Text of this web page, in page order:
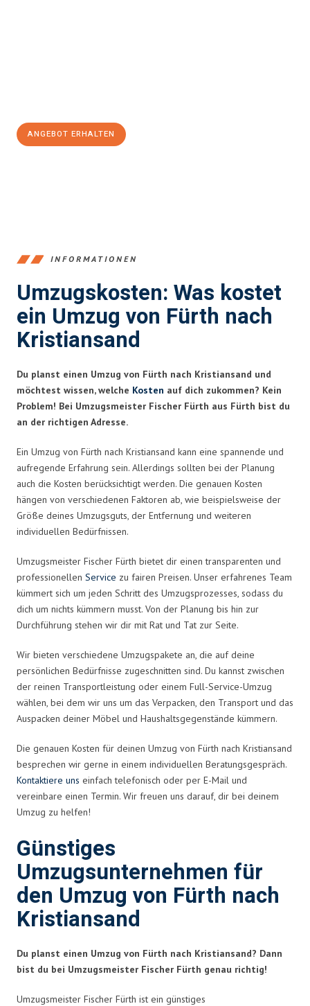
ANGEBOT ERHALTEN
INFORMATIONEN
Umzugskosten: Was kostet
ein Umzug von Fürth nach
Kristiansand
Du planst einen Umzug von Fürth nach Kristiansand und
möchtest wissen, welche Kosten auf dich zukommen? Kein
Problem! Bei Umzugsmeister Fischer Fürth aus Fürth bist du
an der richtigen Adresse.
Ein Umzug von Fürth nach Kristiansand kann eine spannende und
aufregende Erfahrung sein. Allerdings sollten bei der Planung
auch die Kosten berücksichtigt werden. Die genauen Kosten
hängen von verschiedenen Faktoren ab, wie beispielsweise der
Größe deines Umzugsguts, der Entfernung und weiteren
individuellen Bedürfnissen.
Umzugsmeister Fischer Fürth bietet dir einen transparenten und
professionellen Service zu fairen Preisen. Unser erfahrenes Team
kümmert sich um jeden Schritt des Umzugsprozesses, sodass du
dich um nichts kümmern musst. Von der Planung bis hin zur
Durchführung stehen wir dir mit Rat und Tat zur Seite.
Wir bieten verschiedene Umzugspakete an, die auf deine
persönlichen Bedürfnisse zugeschnitten sind. Du kannst zwischen
der reinen Transportleistung oder einem Full-Service-Umzug
wählen, bei dem wir uns um das Verpacken, den Transport und das
Auspacken deiner Möbel und Haushaltsgegenstände kümmern.
Die genauen Kosten für deinen Umzug von Fürth nach Kristiansand
besprechen wir gerne in einem individuellen Beratungsgespräch.
Kontaktiere uns einfach telefonisch oder per E-Mail und
vereinbare einen Termin. Wir freuen uns darauf, dir bei deinem
Umzug zu helfen!
Günstiges
Umzugsunternehmen für
den Umzug von Fürth nach
Kristiansand
Du planst einen Umzug von Fürth nach Kristiansand? Dann
bist du bei Umzugsmeister Fischer Fürth genau richtig!
Umzugsmeister Fischer Fürth ist ein günstiges